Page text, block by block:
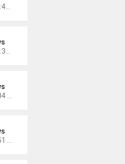
Thứ 3 Tháng 12 13, 2022 10:42 am